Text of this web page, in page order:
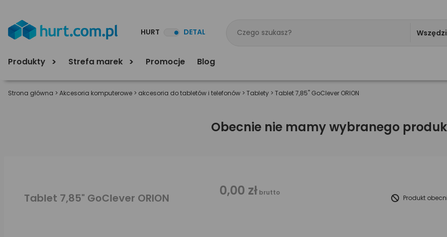
HURT DETAL
Produkty Strefa marek Promocje Blog
Strona główna > Akcesoria komputerowe > akcesoria do tabletów i telefonów > Tablety > Tablet 7,85" GoClever ORION
Obecnie nie mamy wybranego
Tablet 7,85" GoClever ORION 0,00 zł brutto
Produkt